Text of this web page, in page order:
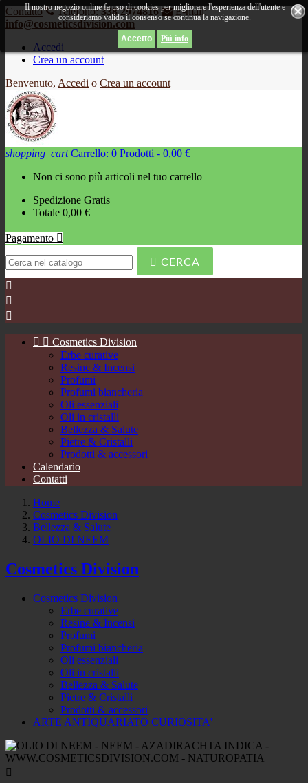
Contatto Telefono: 338 2974816
E-mail:
info@cosmeticsdivision.com
Accedi
Crea un account
Benvenuto, Accedi o Crea un account
shopping_cart Carrello: 0 Prodotti - 0,00 €
Non ci sono più articoli nel tuo carrello
Spedizione Gratis
Totale 0,00 €
Pagamento 
 CERCA
Il nostro negozio online fa uso di cookies per migliorare l'esperienza dell'utente e
consideriamo valido il consenso se continua la navigazione.
Piú info



  Cosmetics Division
Erbe curative
Resine & Incensi
Profumi
Profumi biancheria
Oli essenziali
Oli in cristalli
Bellezza & Salute
Pietre & Cristalli
Prodotti & accessori
Calendario
Contatti
Home
Cosmetics Division
Bellezza & Salute
OLIO DI NEEM
Cosmetics Division
Cosmetics Division
Erbe curative
Resine & Incensi
Profumi
Profumi biancheria
Oli essenziali
Oli in cristalli
Bellezza & Salute
Pietre & Cristalli
Prodotti & accessori
ARTE ANTIQUARIATO CURIOSITA'
